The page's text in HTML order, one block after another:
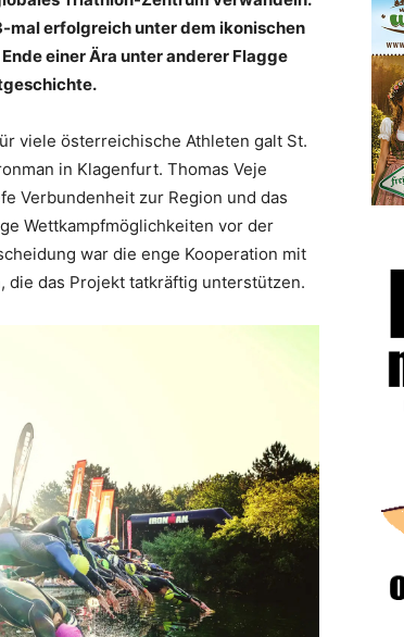
mal erfolgreich unter dem ikonischen
einer Ära unter anderer Flagge
viele österreichische Athleten galt St.
in Klagenfurt. Thomas Veje
Verbundenheit zur Region und das
Wettkampfmöglichkeiten vor der
war die enge Kooperation mit
die das Projekt tatkräftig unterstützen.